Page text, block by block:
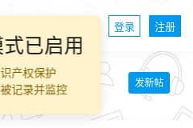
登录 注册
流 发新帖
已启用
产权保护
记录并监控